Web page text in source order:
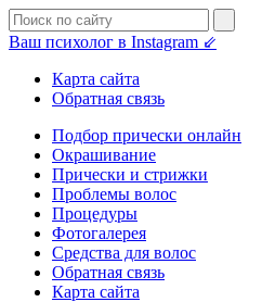
Ваш психолог в Instagram ⇙
Карта сайта
Обратная связь
Подбор прически онлайн
Окрашивание
Прически и стрижки
Проблемы волос
Процедуры
Фотогалерея
Средства для волос
Обратная связь
Карта сайта